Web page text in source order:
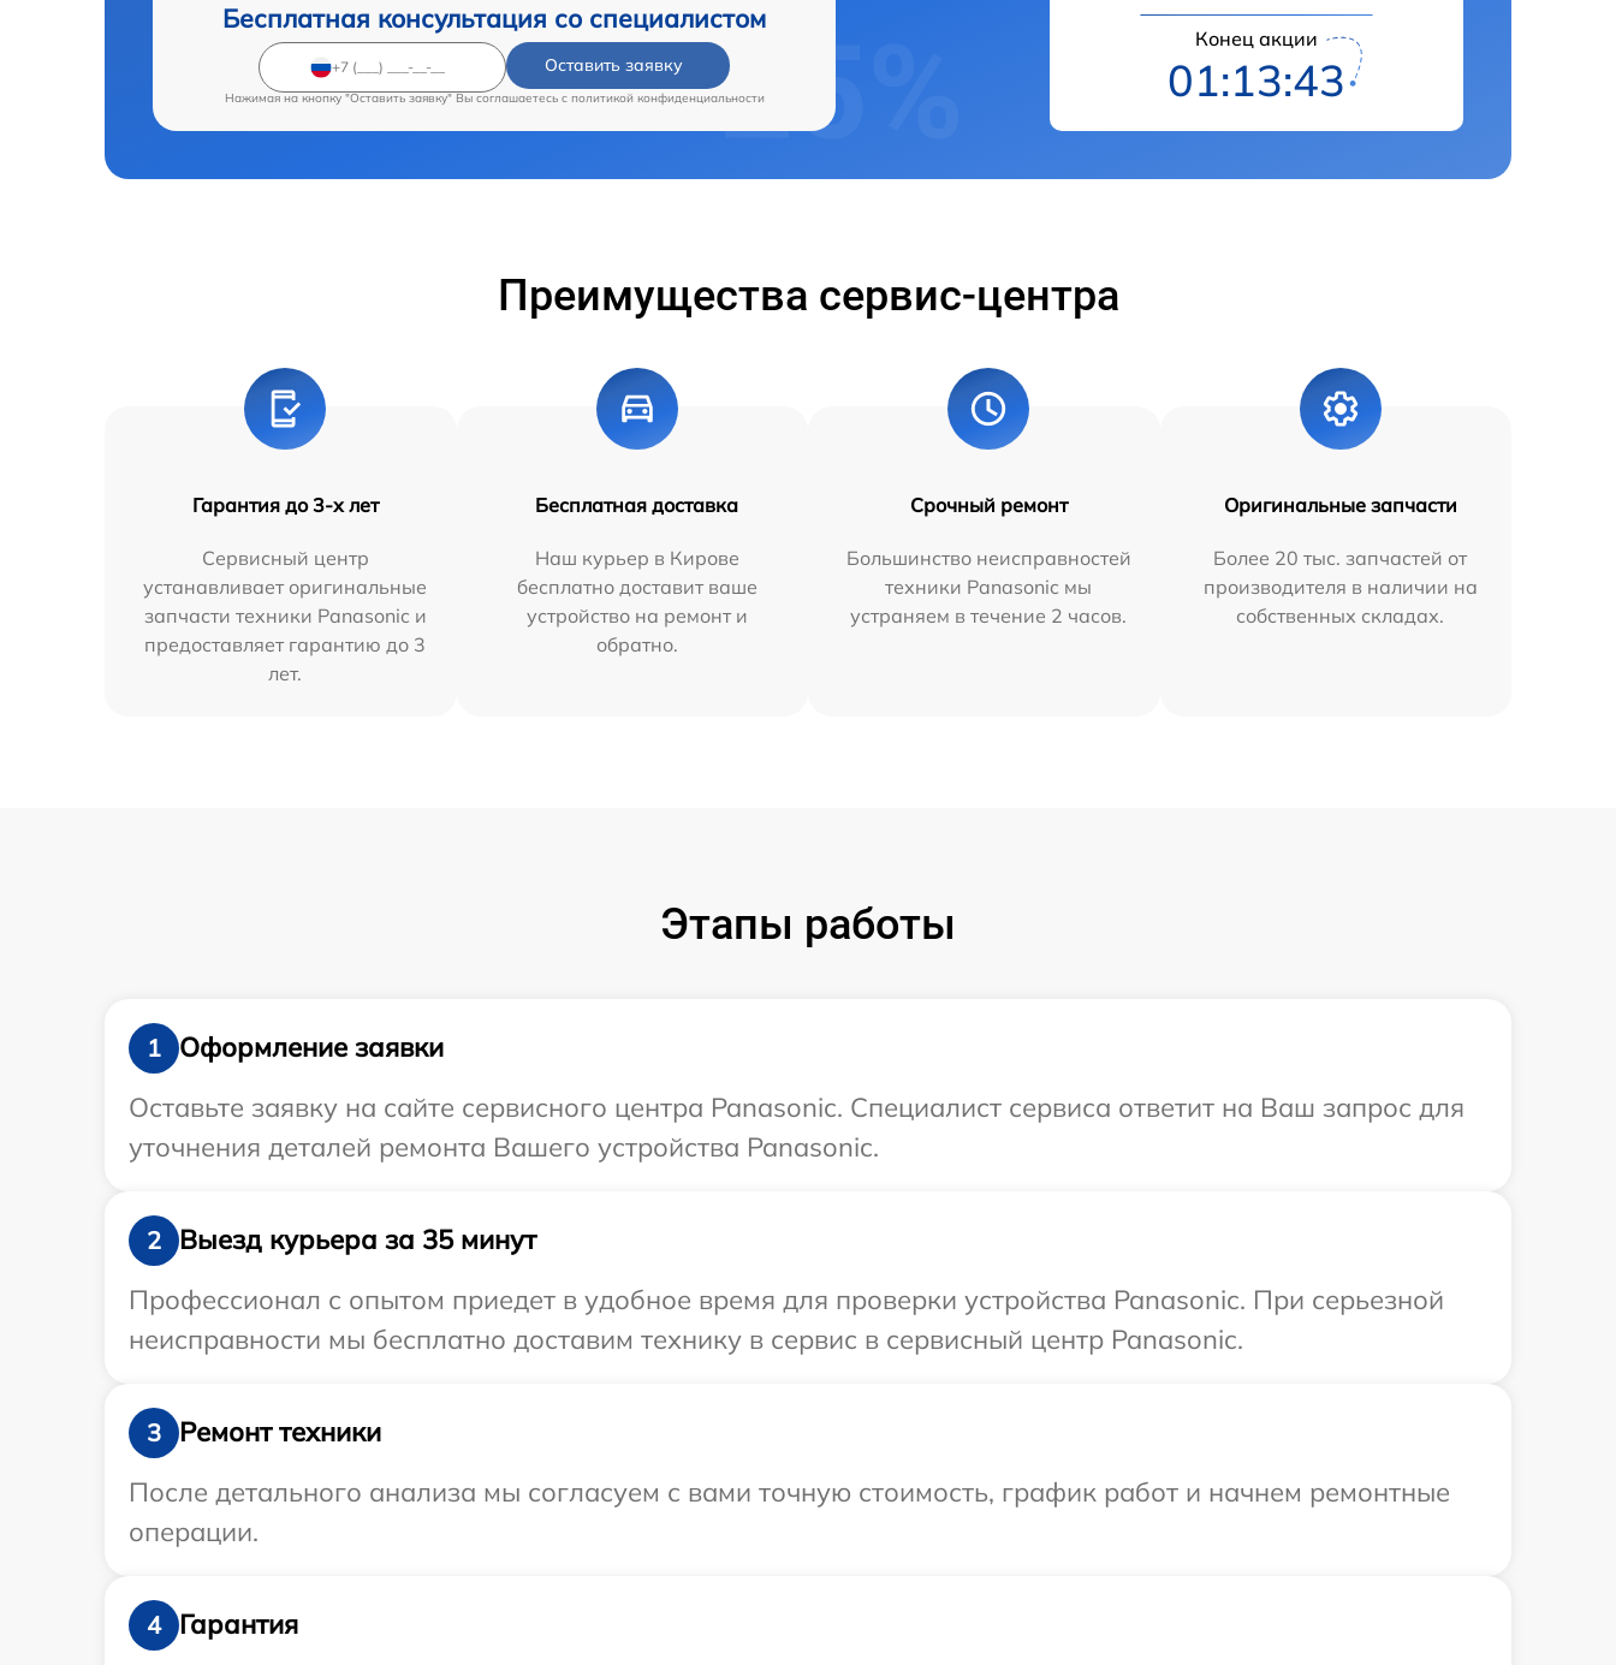
Бесплатная консультация со специалистом
Оставить заявку
Нажимая на кнопку "Оставить заявку" Вы соглашаетесь c политикой конфиденциальности
Конец акции
01:13:41
Преимущества сервис-центра
Гарантия до 3-х лет
Сервисный центр
устанавливает оригинальные
запчасти техники Panasonic и
предоставляет гарантию до 3
лет.
Бесплатная доставка
Наш курьер в Кирове
бесплатно доставит ваше
устройство на ремонт и
обратно.
Срочный ремонт
Большинство неисправностей
техники Panasonic мы
устраняем в течение 2 часов.
Оригинальные запчасти
Более 20 тыс. запчастей от
производителя в наличии на
собственных складах.
Этапы работы
1
Оформление заявки
Оставьте заявку на сайте сервисного центра Panasonic. Специалист сервиса ответит на Ваш запрос для
уточнения деталей ремонта Вашего устройства Panasonic.
2
Выезд курьера за 35 минут
Профессионал с опытом приедет в удобное время для проверки устройства Panasonic. При серьезной
неисправности мы бесплатно доставим технику в сервис в сервисный центр Panasonic.
3
Ремонт техники
После детального анализа мы согласуем с вами точную стоимость, график работ и начнем ремонтные
операции.
4
Гарантия